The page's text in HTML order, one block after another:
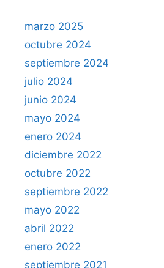
marzo 2025
octubre 2024
septiembre 2024
julio 2024
junio 2024
mayo 2024
enero 2024
diciembre 2022
octubre 2022
septiembre 2022
mayo 2022
abril 2022
enero 2022
septiembre 2021